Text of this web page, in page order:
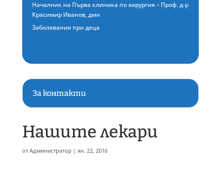
Началник на Първа клиника по хирургия – Проф. д-р
Красимир Иванов, дмн
Заболявания при деца
За контакти
Нашите лекари
от Администратор| ян. 22, 2016